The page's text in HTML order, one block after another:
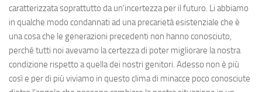
caratterizzata soprattutto da un'incertezza per il futuro. Li abbiamo
in qualche modo condannati ad una precarietà esistenziale che è
una cosa che le generazioni precedenti non hanno conosciuto,
perché tutti noi avevamo la certezza di poter migliorare la nostra
condizione rispetto a quella dei nostri genitori. Adesso non è più
così e per di più viviamo in questo clima di minacce poco conosciute